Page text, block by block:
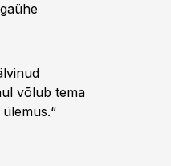
võlub tema